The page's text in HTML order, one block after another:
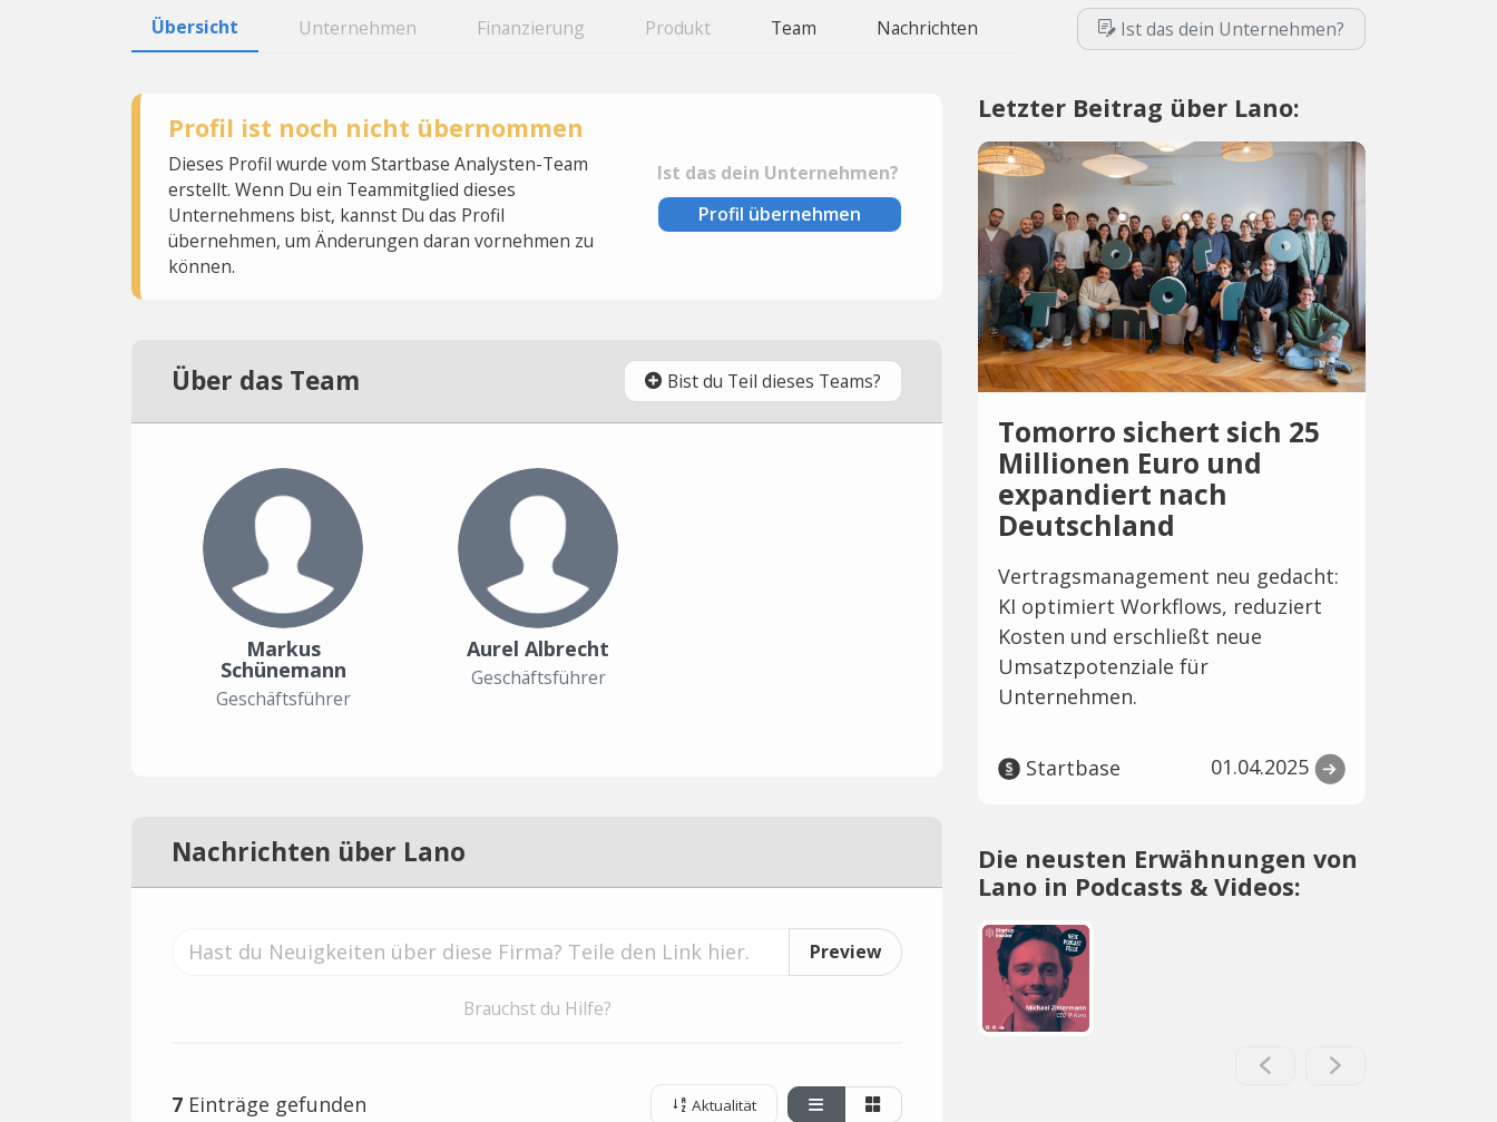
Übersicht Unternehmen Finanzierung Produkt Team Nachrichten Ist das dein Unternehmen?
Profil ist noch nicht übernommen
Dieses Profil wurde vom Startbase Analysten-Team
erstellt. Wenn Du ein Teammitglied dieses
Unternehmens bist, kannst Du das Profil
übernehmen, um Änderungen daran vornehmen zu
können.
Ist das dein Unternehmen?
Profil übernehmen
Über das Team Bist du Teil dieses Teams?
Markus
Schünemann
Geschäftsführer
Aurel Albrecht
Geschäftsführer
Nachrichten über Lano
Preview
Brauchst du Hilfe?
7 Einträge gefunden Aktualität
Letzter Beitrag über Lano:
Tomorro sichert sich 25
Millionen Euro und
expandiert nach
Deutschland
Vertragsmanagement neu gedacht:
KI optimiert Workflows, reduziert
Kosten und erschließt neue
Umsatzpotenziale für
Unternehmen.
Startbase 01.04.2025
Die neusten Erwähnungen von
Lano in Podcasts & Videos: